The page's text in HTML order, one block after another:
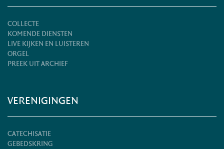
COLLECTE
KOMENDE DIENSTEN
LIVE KIJKEN EN LUISTEREN
ORGEL
PREEK UIT ARCHIEF
VERENIGINGEN
CATECHISATIE
GEBEDSKRING